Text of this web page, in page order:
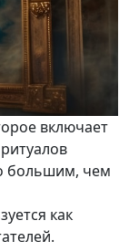
включает
большим, чем
как